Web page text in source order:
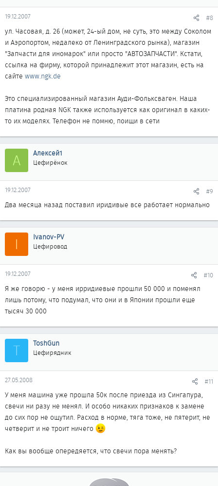
19.12.2007 #8
ул. Часовая, д. 26 (может, 24-ый дом, не суть, это между Соколом
и Аэропортом, недалеко от Ленинградского рынка), магазин
"Запчасти для иномарок" или просто "АВТОЗАПЧАСТИ". Кстати,
ссылка на фирму, которой принадлежит этот магазин, есть на
сайте www.ngk.de
Это специализированный магазин Ауди-Фольксваген. Наша
платина родная NGK также используется как оригинал в каких-
то их моделях. Телефон не помню, поищи в сети
А Алексей1
Цефирёнок
19.12.2007 #9
Два месяца назад поставил иридивые все работает нормально
I Ivanov-PV
Цефировод
19.12.2007 #10
Я же говорю - у меня ирридиевые прошли 50 000 и поменял
лишь потому, что подумал, что они и в Японии прошли еще
тысяч 30 000
T ToshGun
Цефирядник
27.05.2008 #11
У меня машина уже прошла 50к после приезда из Сингапура,
свечи ни разу не менял. И особо никаких признаков к замене
до сих пор не ощутил. Расход в норме, тяга тоже, не пятерит, не
четверит и не троит ничего
Как вы вообще опередяется, что свечи пора менять?